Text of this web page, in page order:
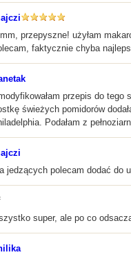
przepyszne! użyłam
faktycznie chyba
przepis do tego
świeżych pomidorów
Podałam z
jedzących polecam dodać do
super, ale po co